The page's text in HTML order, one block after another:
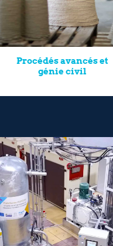
Procédés avancés et
génie civil